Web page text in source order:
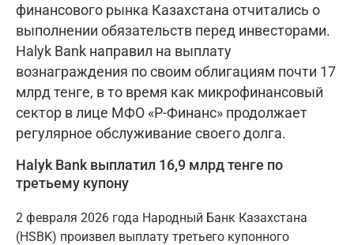
финансового рынка Казахстана отчитались о
выполнении обязательств перед инвесторами.
Halyk Bank направил на выплату
вознаграждения по своим облигациям почти 17
млрд тенге, в то время как микрофинансовый
сектор в лице МФО «Р-Финанс» продолжает
регулярное обслуживание своего долга.
Halyk Bank выплатил 16,9 млрд тенге по
третьему купону
2 февраля 2026 года Народный Банк Казахстана
(HSBK) произвел выплату третьего купонного